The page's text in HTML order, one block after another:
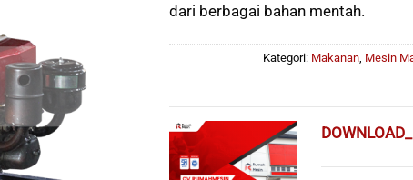
dari berbagai bahan mentah.
Kategori: Makanan, Mesin